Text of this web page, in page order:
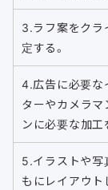
3.ラフ案をクラ
定する。
4.広告に必要な
ターやカメラマ
ンに必要な加工
5.イラストや写
もにレイアウト